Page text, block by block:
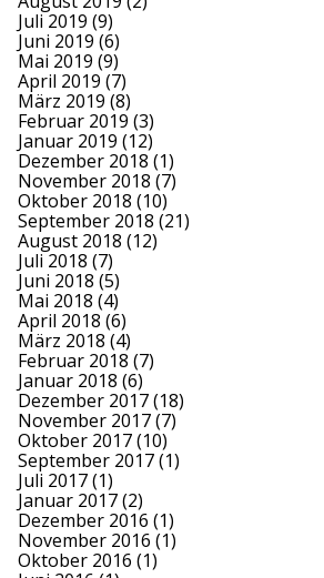
Juli 2019 (9)
Juni 2019 (6)
Mai 2019 (9)
April 2019 (7)
März 2019 (8)
Februar 2019 (3)
Januar 2019 (12)
Dezember 2018 (1)
November 2018 (7)
Oktober 2018 (10)
September 2018 (21)
August 2018 (12)
Juli 2018 (7)
Juni 2018 (5)
Mai 2018 (4)
April 2018 (6)
März 2018 (4)
Februar 2018 (7)
Januar 2018 (6)
Dezember 2017(18)
November 2017(7)
Oktober 2017(10)
September 2017(1)
Juli 2017(1)
Januar 2017(2)
Dezember 2016 (1)
November 2016 (1)
Oktober 2016 (1)